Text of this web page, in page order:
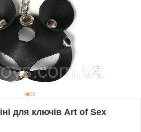
для ключів Art of Sex